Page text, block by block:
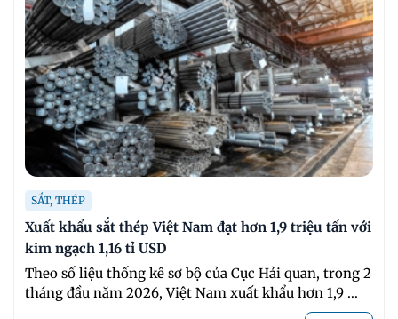
SẮT, THÉP
Xuất khẩu sắt thép Việt Nam đạt hơn 1,9 triệu tấn với
kim ngạch 1,16 tỉ USD
Theo số liệu thống kê sơ bộ của Cục Hải quan, trong 2
tháng đầu năm 2026, Việt Nam xuất khẩu hơn 1,9 ...